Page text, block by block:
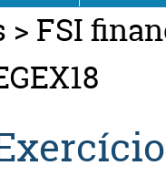
> FSI